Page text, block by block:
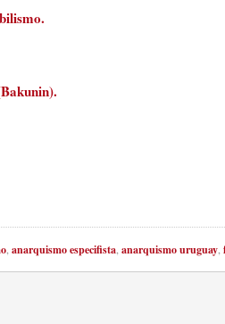
anarquismo especifista anarquismo uruguay